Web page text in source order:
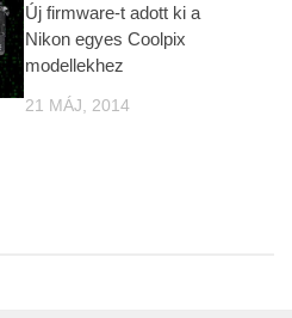
Új firmware-t adott ki a
Nikon egyes Coolpix
modellekhez
21 MÁJ, 2014